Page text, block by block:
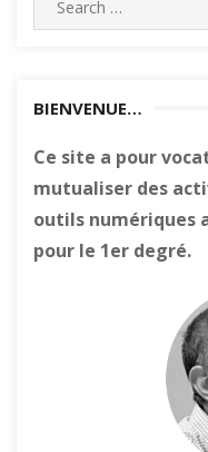
BIENVENUE…
Ce site a pour
mutualiser des
outils numériques
pour le 1er degré.